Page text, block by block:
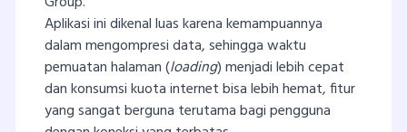
Aplikasi ini dikenal luas karena kemampuannya
dalam mengompresi data, sehingga waktu
pemuatan halaman (loading) menjadi lebih cepat
dan konsumsi kuota internet bisa lebih hemat, fitur
yang sangat berguna terutama bagi pengguna